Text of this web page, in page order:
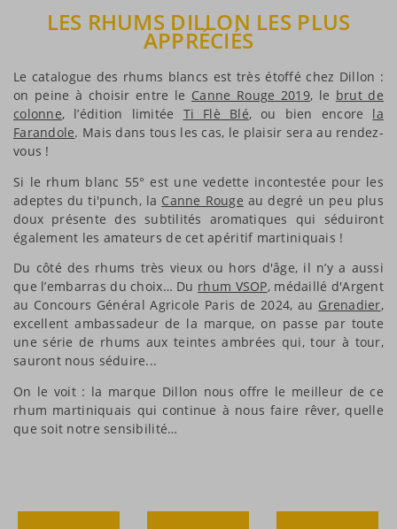
LES RHUMS DILLON LES PLUS
APPRÉCIÉS
Le catalogue des rhums blancs est très étoffé chez Dillon :
on peine à choisir entre le Canne Rouge 2019, le brut de
colonne, l’édition limitée Ti Flè Blé, ou bien encore la
Farandole. Mais dans tous les cas, le plaisir sera au rendez-
vous !
Si le rhum blanc 55° est une vedette incontestée pour les
adeptes du ti'punch, la Canne Rouge au degré un peu plus
doux présente des subtilités aromatiques qui séduiront
également les amateurs de cet apéritif martiniquais !
Du côté des rhums très vieux ou hors d'âge, il n’y a aussi
que l’embarras du choix… Du rhum VSOP, médaillé d'Argent
au Concours Général Agricole Paris de 2024, au Grenadier,
excellent ambassadeur de la marque, on passe par toute
une série de rhums aux teintes ambrées qui, tour à tour,
sauront nous séduire...
On le voit : la marque Dillon nous offre le meilleur de ce
rhum martiniquais qui continue à nous faire rêver, quelle
que soit notre sensibilité…